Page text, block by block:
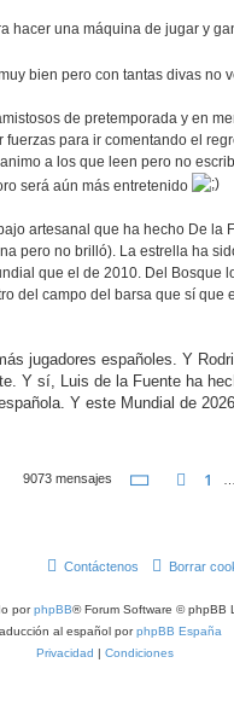
hacer una máquina de jugar y
bien pero con tantas divas no
de pretemporada y en
fuerzas para ir comentando el
a los que leen pero no
será aún más entretenido
artesanal que ha hecho De la
pero no brilló). La estrella ha
que el de 2010. Del Bosque
del campo del barsa que sí que
jugadores españoles. Y
Y sí, Luis de la Fuente ha
Y este Mundial de
9073 mensajes Página453
1
Borrar
Contáctenos
porphpBB® Forum Software © phpBB
al español porphpBB España
Privacidad | Condiciones